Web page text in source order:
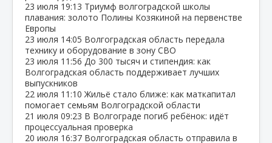
23 июля 19:13 Триумф волгоградской школы
плавания: золото Полины Козякиной на первенстве
Европы
23 июля 14:05 Волгоградская область передала
технику и оборудование в зону СВО
23 июля 11:56 До 300 тысяч и стипендия: как
Волгоградская область поддерживает лучших
выпускников
22 июля 11:10 Жильё стало ближе: как маткапитал
помогает семьям Волгоградской области
21 июля 09:23 В Волгограде погиб ребёнок: идёт
процессуальная проверка
20 июля 16:37 Волгоградская область отправила в